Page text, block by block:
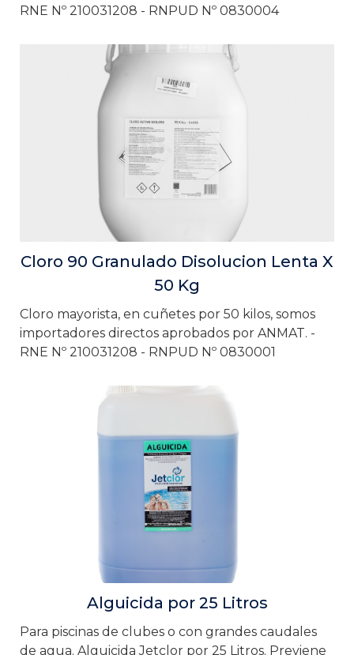
RNE Nº 210031208 - RNPUD Nº 0830004
Cloro 90 Granulado Disolucion Lenta X
50 Kg
Cloro mayorista, en cuñetes por 50 kilos, somos
importadores directos aprobados por ANMAT. -
RNE Nº 210031208 - RNPUD Nº 0830001
Alguicida por 25 Litros
Para piscinas de clubes o con grandes caudales
de agua. Alguicida Jetclor por 25 Litros. Previene